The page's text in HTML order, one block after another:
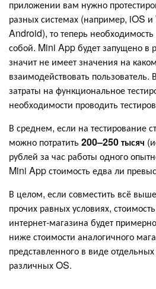
приложении вам нужно
разных системах (например, iOS
Android), то теперь
собой. Mini App будет запущено в
значит не имеет значения на
взаимодействовать пользователь.
затраты на функциональное
необходимости проводить
В среднем, если на тестирование
можно потратить 200–250 тысяч
рублей за час работы одного
Mini App стоимость едва ли
В целом, если совместить всё
прочих равных условиях,
интернет-магазина будет
ниже стоимости аналогичного
представленного в виде
различных OS.